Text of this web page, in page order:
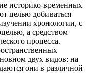
историко-временных
целью добиваться
хронологии, с
а средством
процесса.
двух видов: на
они в различной